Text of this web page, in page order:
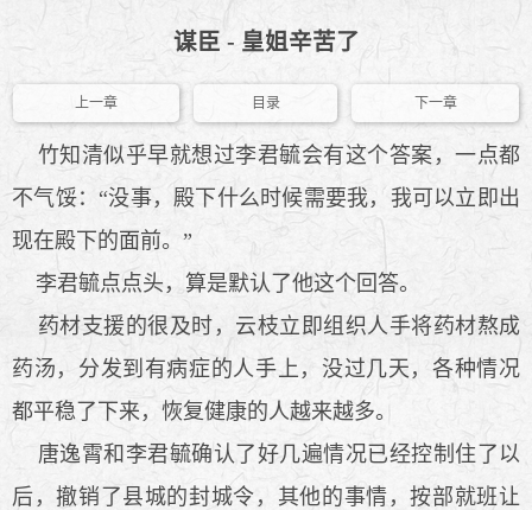
谋臣 - 皇姐辛苦了
上一章 目录 下一章
竹知清似乎早就想过李君毓会有这个答案，一点都
不气馁：“没事，殿下什么时候需要我，我可以立即出
现在殿下的面前。”
李君毓点点头，算是默认了他这个回答。
药材支援的很及时，云枝立即组织人手将药材熬成
药汤，分发到有病症的人手上，没过几天，各种情况
都平稳了下来，恢复健康的人越来越多。
唐逸霄和李君毓确认了好几遍情况已经控制住了以
后，撤销了县城的封城令，其他的事情，按部就班让